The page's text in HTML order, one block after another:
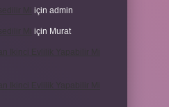
için admin
için Murat